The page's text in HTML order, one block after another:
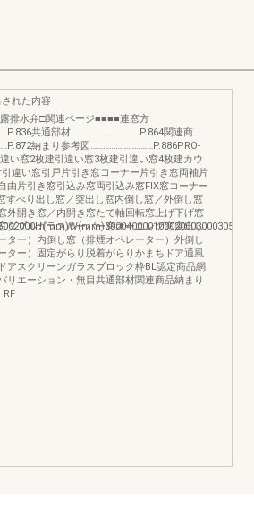
れた内容
排水弁□関連ページ■■■■連窓方
共通部材……………………………P.864関連商
納まり参考図…………………………P.886PRO-
い窓2枚建引違い窓3枚建引違い窓4枚建カウ
違い窓引戸片引き窓コーナー片引き窓両袖片
由片引き窓引込み窓両引込み窓FIX窓コーナー
すべり出し窓／突出し窓内倒し窓／外倒し窓
外開き窓／内開き窓たて軸回転窓上げ下げ窓
ダブルガラスルーバー窓オーニング窓突出し
ター）内倒し窓（排煙オペレーター）外倒し
ター）固定がらり脱着がらりかまちドア通風
アスクリーンガラスブロック枠BL認定商品網
リエーション・無目共通部材関連商品納まり
RF